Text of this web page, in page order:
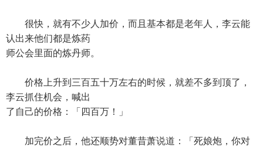
很快，就有不少人加价，而且基本都是老年人，李云能
认出来他们都是炼药
师公会里面的炼丹师。
价格上升到三百五十万左右的时候，就差不多到顶了，
李云抓住机会，喊出
了自己的价格：「四百万！」
加完价之后，他还顺势对董昔萧说道：「死娘炮，你对